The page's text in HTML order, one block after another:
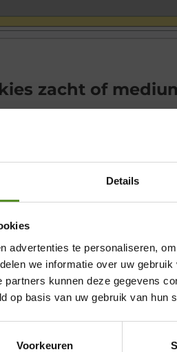
Details
advertenties te personaliseren,
we informatie over uw
kunnen deze gegevens
op basis van uw gebruik van hun
Voorkeuren
zacht of
25 cm
Donderdag 12:00 –
Vrijdag 12:00 –
Zaterdag 12:00 –
Zondag 12:00 –